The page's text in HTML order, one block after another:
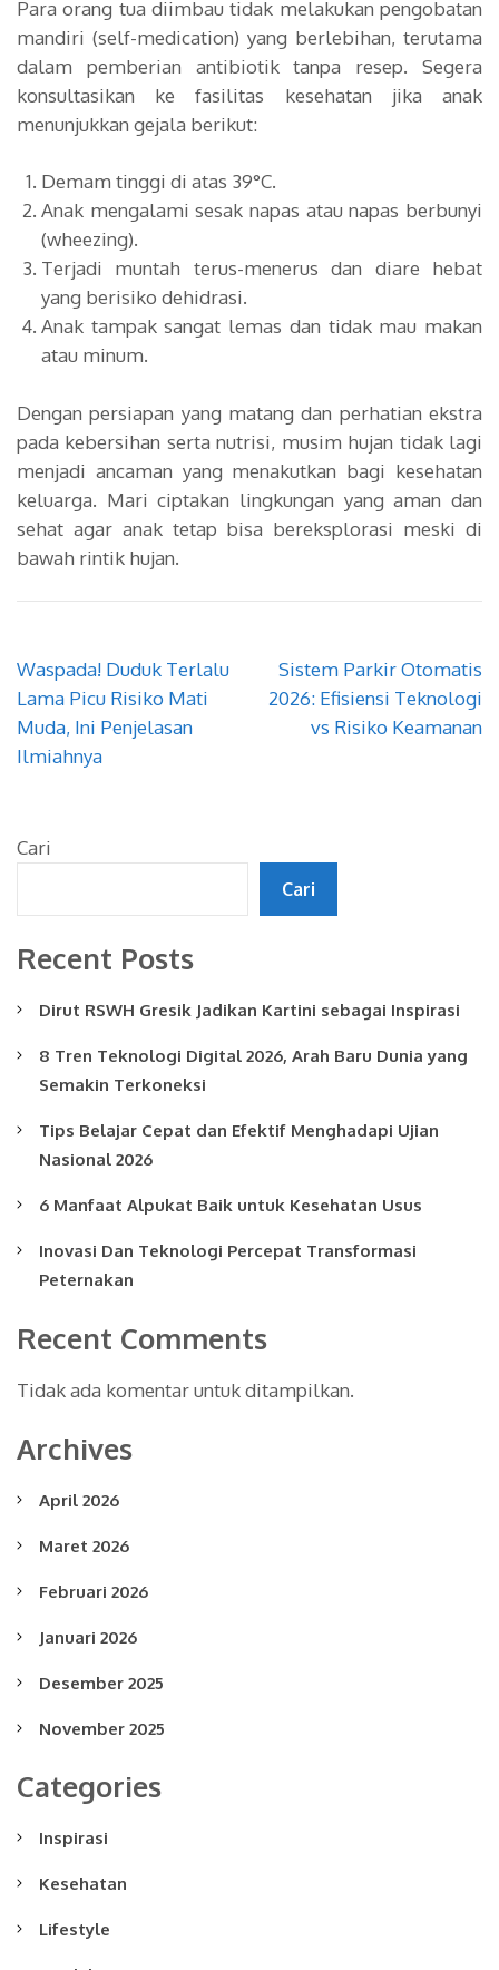
Para orang tua diimbau tidak melakukan pengobatan
mandiri (self-medication) yang berlebihan, terutama
dalam pemberian antibiotik tanpa resep. Segera
konsultasikan ke fasilitas kesehatan jika anak
menunjukkan gejala berikut:
Demam tinggi di atas 39°C.
Anak mengalami sesak napas atau napas berbunyi
(wheezing).
Terjadi muntah terus-menerus dan diare hebat
yang berisiko dehidrasi.
Anak tampak sangat lemas dan tidak mau makan
atau minum.
Dengan persiapan yang matang dan perhatian ekstra
pada kebersihan serta nutrisi, musim hujan tidak lagi
menjadi ancaman yang menakutkan bagi kesehatan
keluarga. Mari ciptakan lingkungan yang aman dan
sehat agar anak tetap bisa bereksplorasi meski di
bawah rintik hujan.
Navigasi
pos
Waspada! Duduk Terlalu
Lama Picu Risiko Mati
Muda, Ini Penjelasan
Ilmiahnya
Sistem Parkir Otomatis
2026: Efisiensi Teknologi
vs Risiko Keamanan
Cari
Cari
Recent Posts
Dirut RSWH Gresik Jadikan Kartini sebagai Inspirasi
8 Tren Teknologi Digital 2026, Arah Baru Dunia yang
Semakin Terkoneksi
Tips Belajar Cepat dan Efektif Menghadapi Ujian
Nasional 2026
6 Manfaat Alpukat Baik untuk Kesehatan Usus
Inovasi Dan Teknologi Percepat Transformasi
Peternakan
Recent Comments
Tidak ada komentar untuk ditampilkan.
Archives
April 2026
Maret 2026
Februari 2026
Januari 2026
Desember 2025
November 2025
Categories
Inspirasi
Kesehatan
Lifestyle